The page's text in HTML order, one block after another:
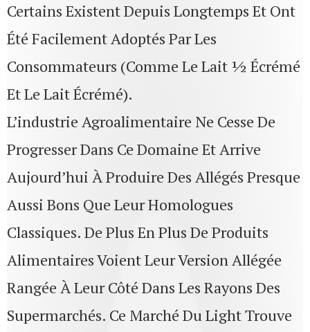
Certains Existent Depuis Longtemps Et Ont
Été Facilement Adoptés Par Les
Consommateurs (comme Le Lait ½ Écrémé
Et Le Lait Écrémé).
L’industrie Agroalimentaire Ne Cesse De
Progresser Dans Ce Domaine Et Arrive
Aujourd’hui À Produire Des Allégés Presque
Aussi Bons Que Leur Homologues
Classiques. De Plus En Plus De Produits
Alimentaires Voient Leur Version Allégée
Rangée À Leur Côté Dans Les Rayons Des
Supermarchés. Ce Marché Du Light Trouve